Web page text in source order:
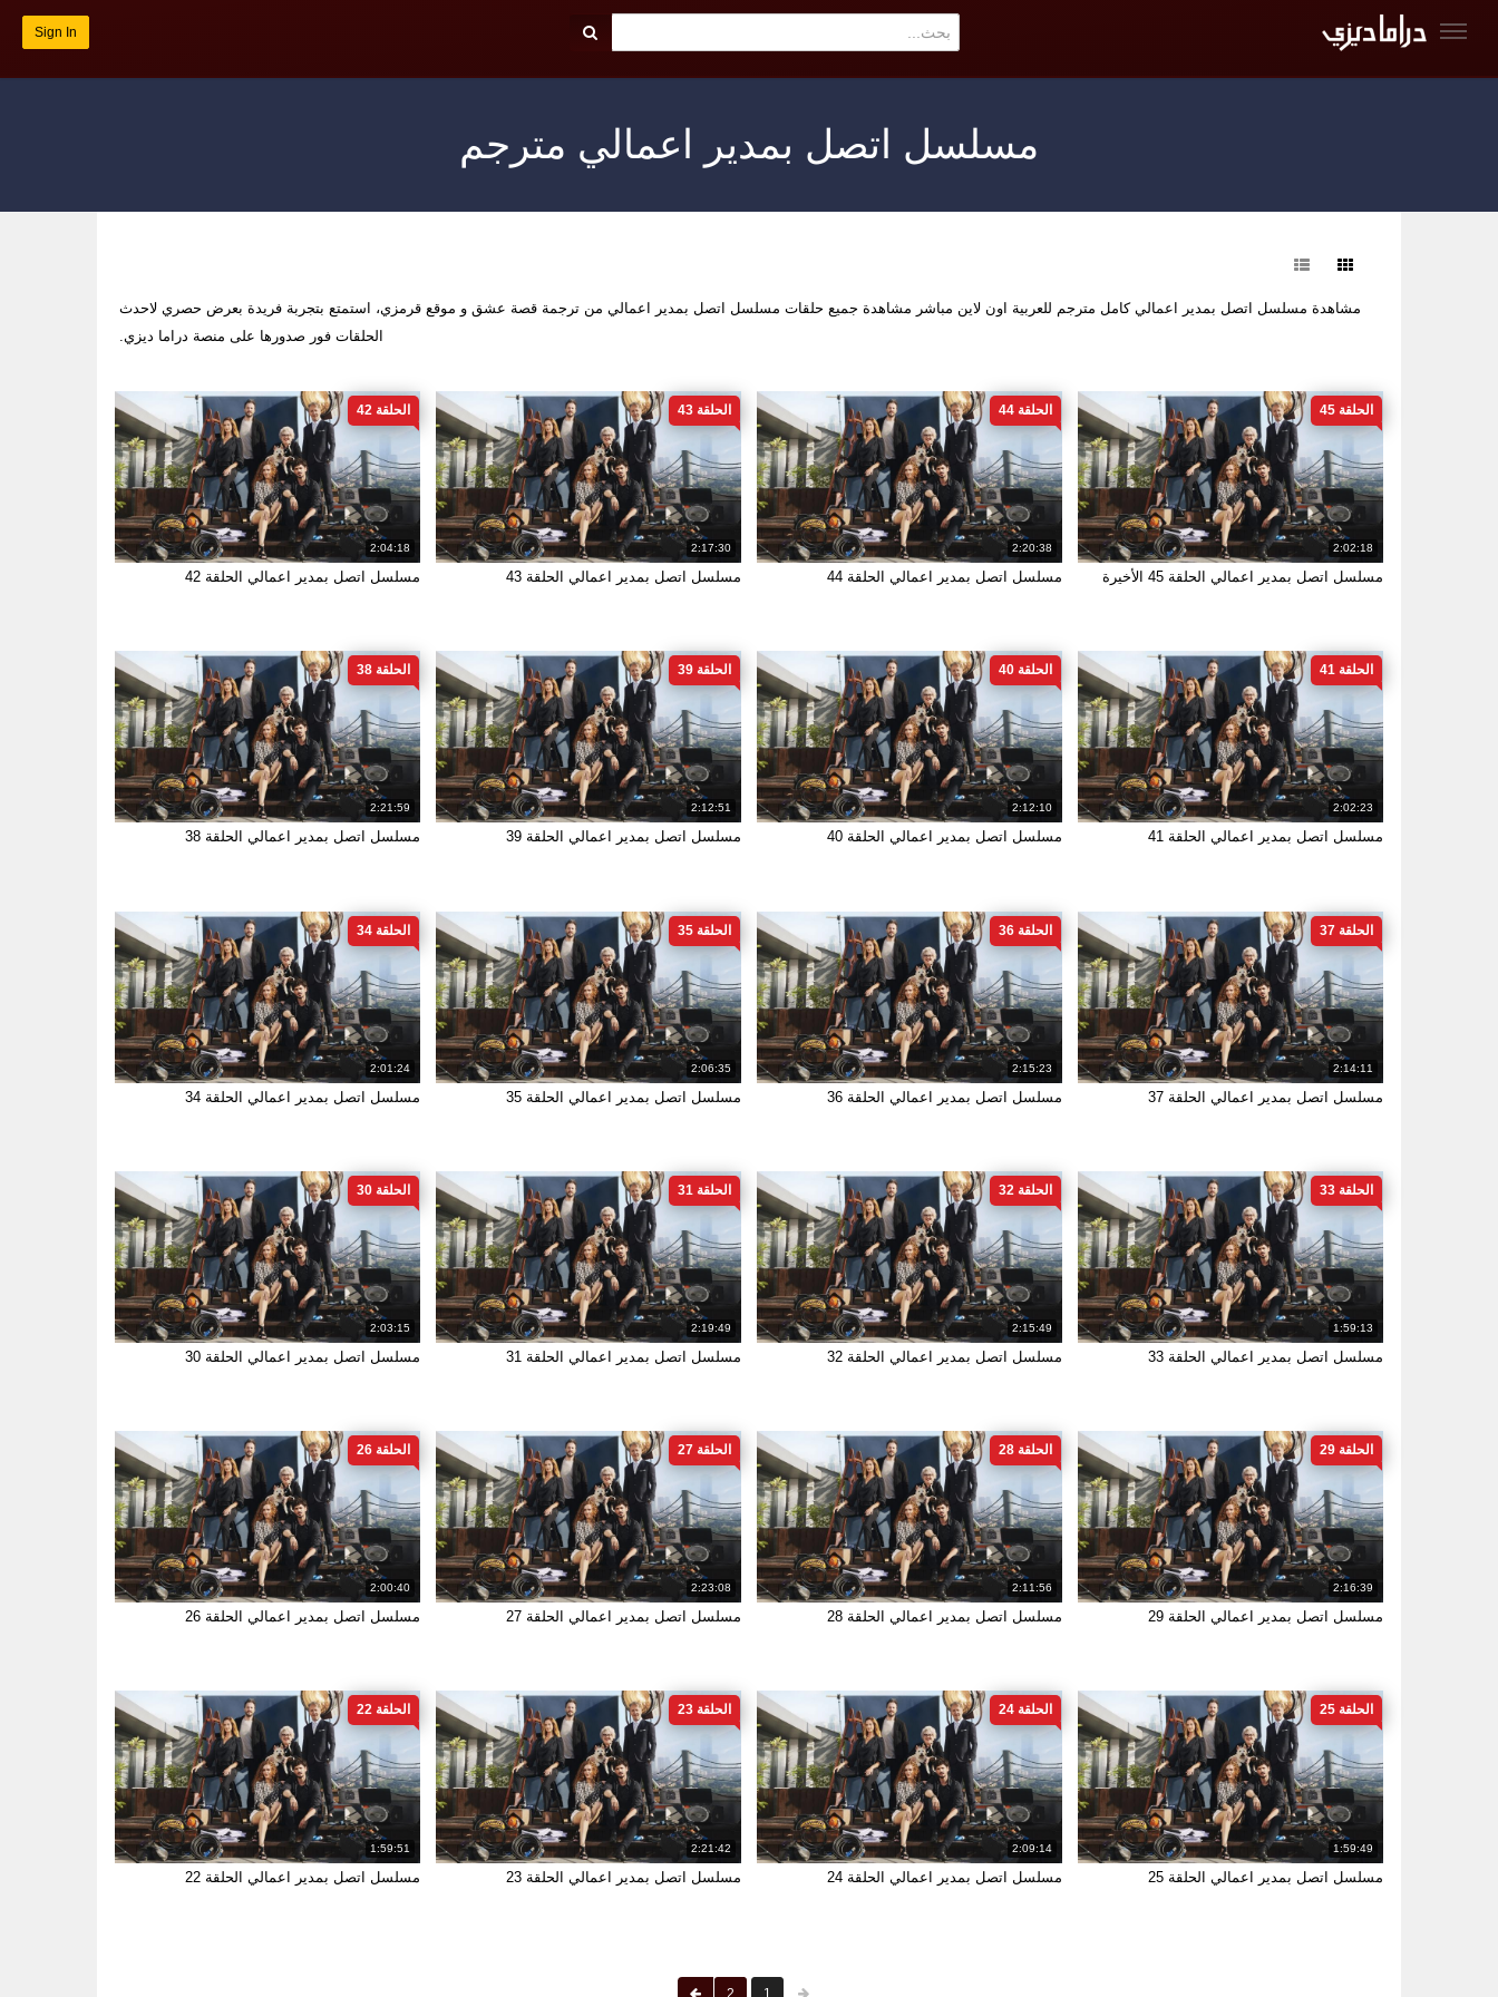
Sign In
مسلسل اتصل بمدير اعمالي مترجم
مشاهدة مسلسل اتصل بمدير اعمالي كامل مترجم للعربية اون لاين مباشر مشاهدة جميع حلقات مسلسل اتصل بمدير اعمالي من ترجمة قصة عشق و موقع قرمزي، استمتع بتجربة فريدة بعرض حصري لاحدث
الحلقات فور صدورها على منصة دراما ديزي.
2:02:18
الحلقة 45
مسلسل اتصل بمدير اعمالي الحلقة 45 الأخيرة
2:20:38
الحلقة 44
مسلسل اتصل بمدير اعمالي الحلقة 44
2:17:30
الحلقة 43
مسلسل اتصل بمدير اعمالي الحلقة 43
2:04:18
الحلقة 42
مسلسل اتصل بمدير اعمالي الحلقة 42
2:02:23
الحلقة 41
مسلسل اتصل بمدير اعمالي الحلقة 41
2:12:10
الحلقة 40
مسلسل اتصل بمدير اعمالي الحلقة 40
2:12:51
الحلقة 39
مسلسل اتصل بمدير اعمالي الحلقة 39
2:21:59
الحلقة 38
مسلسل اتصل بمدير اعمالي الحلقة 38
2:14:11
الحلقة 37
مسلسل اتصل بمدير اعمالي الحلقة 37
2:15:23
الحلقة 36
مسلسل اتصل بمدير اعمالي الحلقة 36
2:06:35
الحلقة 35
مسلسل اتصل بمدير اعمالي الحلقة 35
2:01:24
الحلقة 34
مسلسل اتصل بمدير اعمالي الحلقة 34
1:59:13
الحلقة 33
مسلسل اتصل بمدير اعمالي الحلقة 33
2:15:49
الحلقة 32
مسلسل اتصل بمدير اعمالي الحلقة 32
2:19:49
الحلقة 31
مسلسل اتصل بمدير اعمالي الحلقة 31
2:03:15
الحلقة 30
مسلسل اتصل بمدير اعمالي الحلقة 30
2:16:39
الحلقة 29
مسلسل اتصل بمدير اعمالي الحلقة 29
2:11:56
الحلقة 28
مسلسل اتصل بمدير اعمالي الحلقة 28
2:23:08
الحلقة 27
مسلسل اتصل بمدير اعمالي الحلقة 27
2:00:40
الحلقة 26
مسلسل اتصل بمدير اعمالي الحلقة 26
1:59:49
الحلقة 25
مسلسل اتصل بمدير اعمالي الحلقة 25
2:09:14
الحلقة 24
مسلسل اتصل بمدير اعمالي الحلقة 24
2:21:42
الحلقة 23
مسلسل اتصل بمدير اعمالي الحلقة 23
1:59:51
الحلقة 22
مسلسل اتصل بمدير اعمالي الحلقة 22
1
2